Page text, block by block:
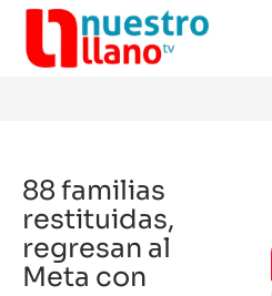
88 familias
restituidas,
regresan al
Meta con